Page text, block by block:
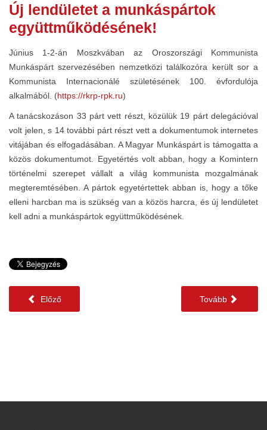
Új lendületet a munkáspártok
együttműködésének!
Június 1-2-án Moszkvában az Oroszországi Kommunista
Munkáspárt szervezésében nemzetközi találkozóra került sor a
Kommunista Internacionálé születésének 100. évfordulója
alkalmából. (https://rkrp-rpk.ru)
A tanácskozáson 33 párt vett részt, közülük 19 párt delegációval
volt jelen, s 14 további párt részt vett a dokumentumok internetes
vitájában és elfogadásában. A Magyar Munkáspárt is támogatta a
közös dokumentumot. Egyetértés volt abban, hogy a Komintern
történelmi szerepet vállalt a világ kommunista mozgalmának
megteremtésében. A pártok egyetértettek abban is, hogy a tőke
elleni harcban ma is szükség van a közös harcra, és új lendületet
kell adni a munkáspártok együttműködésének.
Előző Tovább